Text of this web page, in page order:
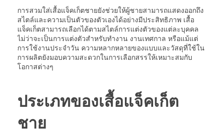
การสวมใส่เสื้อแจ็คเก็ตชายยังช่วยให้ผู้ชายสามารถแสดงออกถึง
สไตล์และความเป็นตัวของตัวเองได้อย่างมีประสิทธิภาพ เสื้อ
แจ็คเก็ตสามารถเลือกได้ตามสไตล์การแต่งตัวของแต่ละบุคคล
ไม่ว่าจะเป็นการแต่งตัวสำหรับทำงาน งานเทศกาล หรือแม้แต่
การใช้งานประจำวัน ความหลากหลายของแบบและวัสดุที่ใช้ใน
การผลิตยังมอบความสะดวกในการเลือกสรรให้เหมาะสมกับ
โอกาสต่างๆ
ประเภทของเสื้อแจ็คเก็ต
ชาย